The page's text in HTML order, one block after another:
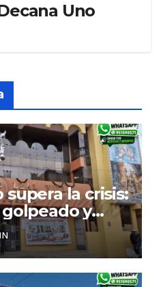
Uno
supera la crisis:
y
al nuevo
para obras